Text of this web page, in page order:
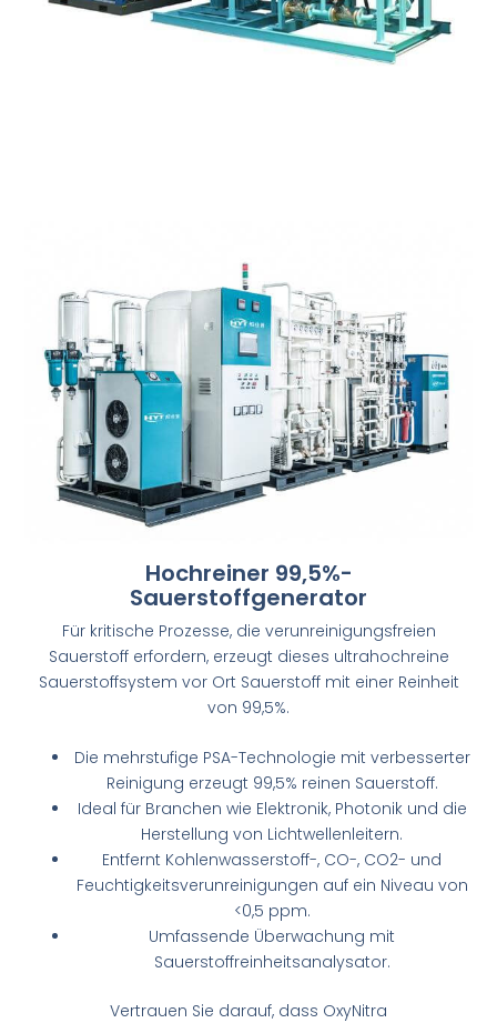
Hochreiner 99,5%-
Sauerstoffgenerator
Für kritische Prozesse, die verunreinigungsfreien
Sauerstoff erfordern, erzeugt dieses ultrahochreine
Sauerstoffsystem vor Ort Sauerstoff mit einer Reinheit
von 99,5%.
Die mehrstufige PSA-Technologie mit verbesserter
Reinigung erzeugt 99,5% reinen Sauerstoff.
Ideal für Branchen wie Elektronik, Photonik und die
Herstellung von Lichtwellenleitern.
Entfernt Kohlenwasserstoff-, CO-, CO2- und
Feuchtigkeitsverunreinigungen auf ein Niveau von
<0,5 ppm.
Umfassende Überwachung mit
Sauerstoffreinheitsanalysator.
Vertrauen Sie darauf, dass OxyNitra